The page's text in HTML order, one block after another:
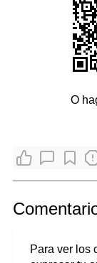
O
Para ver los